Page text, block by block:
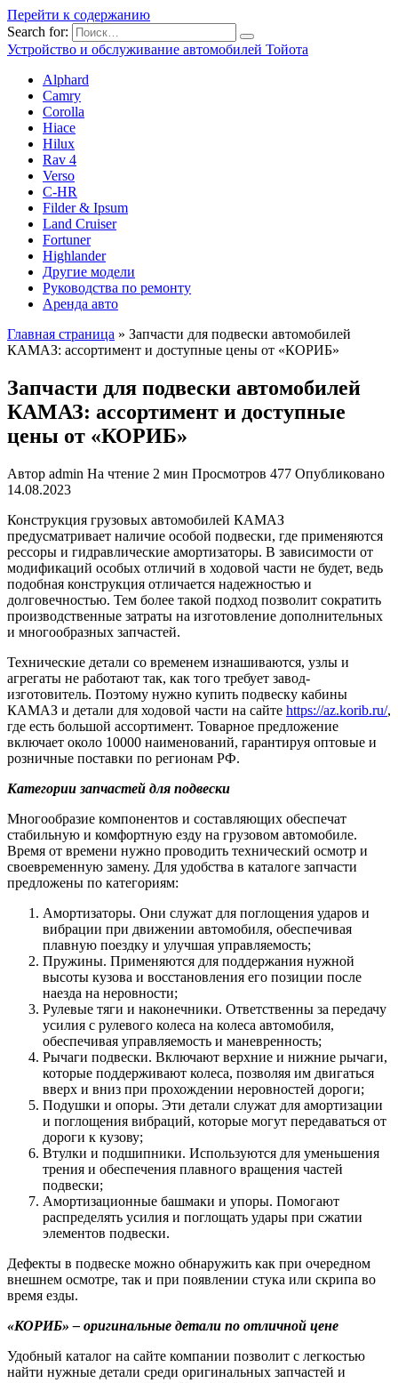
Перейти к содержанию
Search for:
Устройство и обслуживание автомобилей Тойота
Alphard
Camry
Corolla
Hiace
Hilux
Rav 4
Verso
C-HR
Filder & Ipsum
Land Cruiser
Fortuner
Highlander
Другие модели
Руководства по ремонту
Аренда авто
Главная страница » Запчасти для подвески автомобилей
КАМАЗ: ассортимент и доступные цены от «КОРИБ»
Запчасти для подвески автомобилей
КАМАЗ: ассортимент и доступные
цены от «КОРИБ»
Автор admin На чтение 2 мин Просмотров 477 Опубликовано
14.08.2023
Конструкция грузовых автомобилей КАМАЗ
предусматривает наличие особой подвески, где применяются
рессоры и гидравлические амортизаторы. В зависимости от
модификаций особых отличий в ходовой части не будет, ведь
подобная конструкция отличается надежностью и
долговечностью. Тем более такой подход позволит сократить
производственные затраты на изготовление дополнительных
и многообразных запчастей.
Технические детали со временем изнашиваются, узлы и
агрегаты не работают так, как того требует завод-
изготовитель. Поэтому нужно купить подвеску кабины
КАМАЗ и детали для ходовой части на сайте https://az.korib.ru/,
где есть большой ассортимент. Товарное предложение
включает около 10000 наименований, гарантируя оптовые и
розничные поставки по регионам РФ.
Категории запчастей для подвески
Многообразие компонентов и составляющих обеспечат
стабильную и комфортную езду на грузовом автомобиле.
Время от времени нужно проводить технический осмотр и
своевременную замену. Для удобства в каталоге запчасти
предложены по категориям:
Амортизаторы. Они служат для поглощения ударов и
вибрации при движении автомобиля, обеспечивая
плавную поездку и улучшая управляемость;
Пружины. Применяются для поддержания нужной
высоты кузова и восстановления его позиции после
наезда на неровности;
Рулевые тяги и наконечники. Ответственны за передачу
усилия с рулевого колеса на колеса автомобиля,
обеспечивая управляемость и маневренность;
Рычаги подвески. Включают верхние и нижние рычаги,
которые поддерживают колеса, позволяя им двигаться
вверх и вниз при прохождении неровностей дороги;
Подушки и опоры. Эти детали служат для амортизации
и поглощения вибраций, которые могут передаваться от
дороги к кузову;
Втулки и подшипники. Используются для уменьшения
трения и обеспечения плавного вращения частей
подвески;
Амортизационные башмаки и упоры. Помогают
распределять усилия и поглощать удары при сжатии
элементов подвески.
Дефекты в подвеске можно обнаружить как при очередном
внешнем осмотре, так и при появлении стука или скрипа во
время езды.
«КОРИБ» – оригинальные детали по отличной цене
Удобный каталог на сайте компании позволит с легкостью
найти нужные детали среди оригинальных запчастей и